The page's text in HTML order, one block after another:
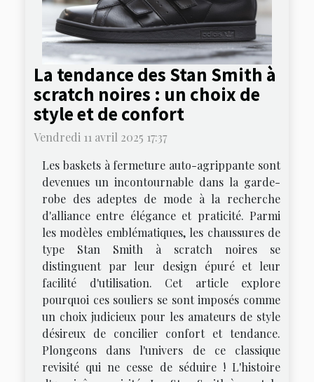
La tendance des Stan Smith à
scratch noires : un choix de
style et de confort
Vendredi 11 avril 2025 17:37
Les baskets à fermeture auto-agrippante sont
devenues un incontournable dans la garde-
robe des adeptes de mode à la recherche
d'alliance entre élégance et praticité. Parmi
les modèles emblématiques, les chaussures de
type Stan Smith à scratch noires se
distinguent par leur design épuré et leur
facilité d'utilisation. Cet article explore
pourquoi ces souliers se sont imposés comme
un choix judicieux pour les amateurs de style
désireux de concilier confort et tendance.
Plongeons dans l'univers de ce classique
revisité qui ne cesse de séduire ! L'histoire